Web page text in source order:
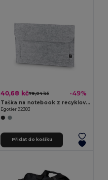
40,68 kč79,04 kč -49%
Taška na notebook z recyklované plsti (100% rPET)
Egotier 92383
Přidat do košíku